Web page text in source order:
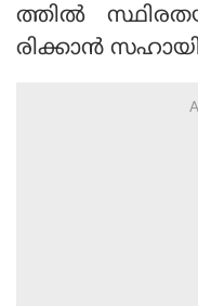
ത്തില്‍
രിക്കാന്‍